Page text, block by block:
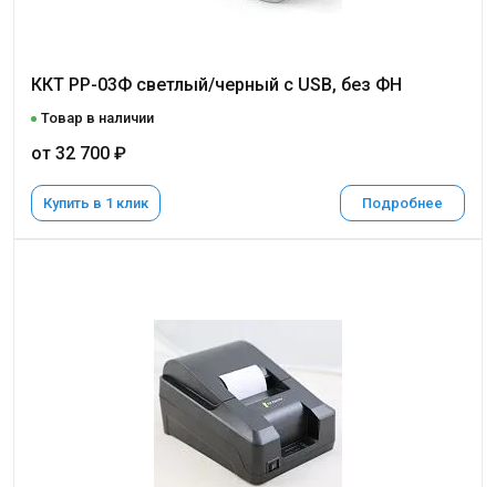
ККТ РР-03Ф светлый/черный с USB, без ФН
Товар в наличии
от 32 700 ₽
Купить в 1 клик Подробнее